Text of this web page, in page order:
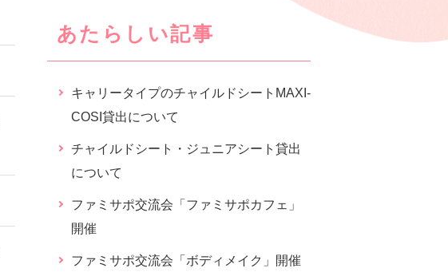
あたらしい記事
キャリータイプのチャイルドシートMAXI-
COSI貸出について
チャイルドシート・ジュニアシート貸出
について
ファミサポ交流会「ファミサポカフェ」
開催
ファミサポ交流会「ボディメイク」開催